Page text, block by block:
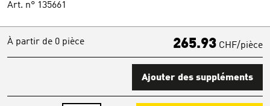
Art. n° 135661
À partir de 0 pièce 265.93 CHF/pièce
Ajouter des suppléments